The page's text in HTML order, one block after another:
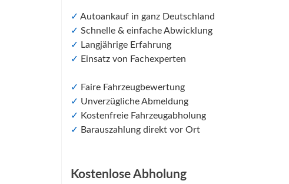
✓ Autoankauf in ganz Deutschland
✓ Schnelle & einfache Abwicklung
✓ Langjährige Erfahrung
✓ Einsatz von Fachexperten
✓ Faire Fahrzeugbewertung
✓ Unverzügliche Abmeldung
✓ Kostenfreie Fahrzeugabholung
✓ Barauszahlung direkt vor Ort
Kostenlose Abholung